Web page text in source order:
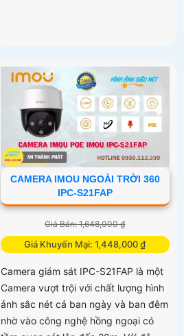
CAMERA IMOU NGOÀI TRỜI 360
IPC-S21FAP
Giá Bán: 1,648,000 ₫
Giá Khuyến Mại: 1,448,000 ₫
Camera giám sát IPC-S21FAP là một
Camera vượt trội với chất lượng hình
ảnh sắc nét cả ban ngày và ban đêm
nhờ vào công nghệ hồng ngoại có